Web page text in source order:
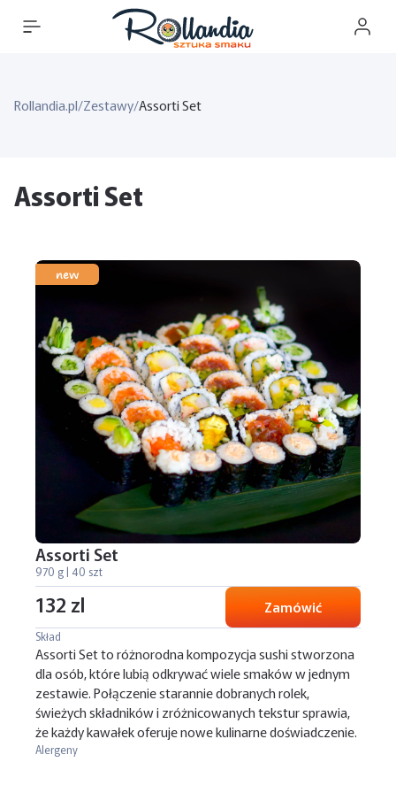
Rollandia.pl/Zestawy/Assorti Set
Assorti Set
new
Assorti Set
970 g | 40 szt
132 zl Zamówić
Skład
Assorti Set to różnorodna kompozycja sushi stworzona
dla osób, które lubią odkrywać wiele smaków w jednym
zestawie. Połączenie starannie dobranych rolek,
świeżych składników i zróżnicowanych tekstur sprawia,
że każdy kawałek oferuje nowe kulinarne doświadczenie.
Alergeny